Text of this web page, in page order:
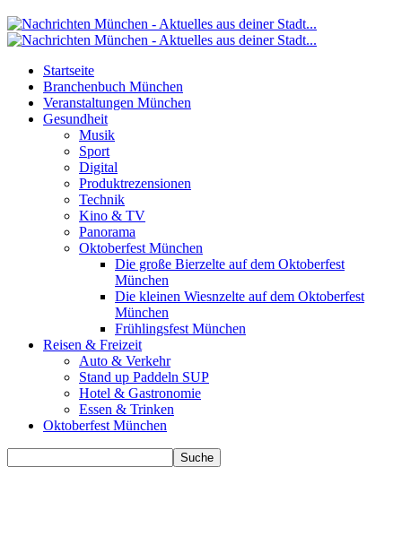
Startseite
Branchenbuch München
Veranstaltungen München
Gesundheit
Musik
Sport
Digital
Produktrezensionen
Technik
Kino & TV
Panorama
Oktoberfest München
Die große Bierzelte auf dem Oktoberfest
München
Die kleinen Wiesnzelte auf dem Oktoberfest
München
Frühlingsfest München
Reisen & Freizeit
Auto & Verkehr
Stand up Paddeln SUP
Hotel & Gastronomie
Essen & Trinken
Oktoberfest München